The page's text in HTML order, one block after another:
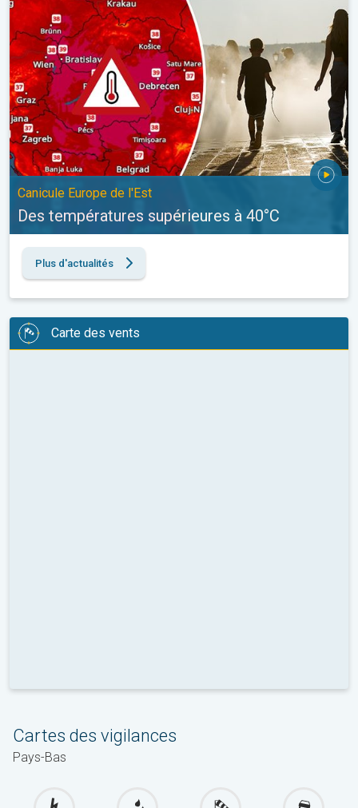
Canicule Europe de l'Est
Des températures supérieures à 40°C
Plus d'actualités
Carte des vents
Cartes des vigilances
Pays-Bas